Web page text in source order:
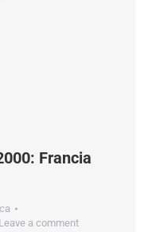
Francia
Leave a comment